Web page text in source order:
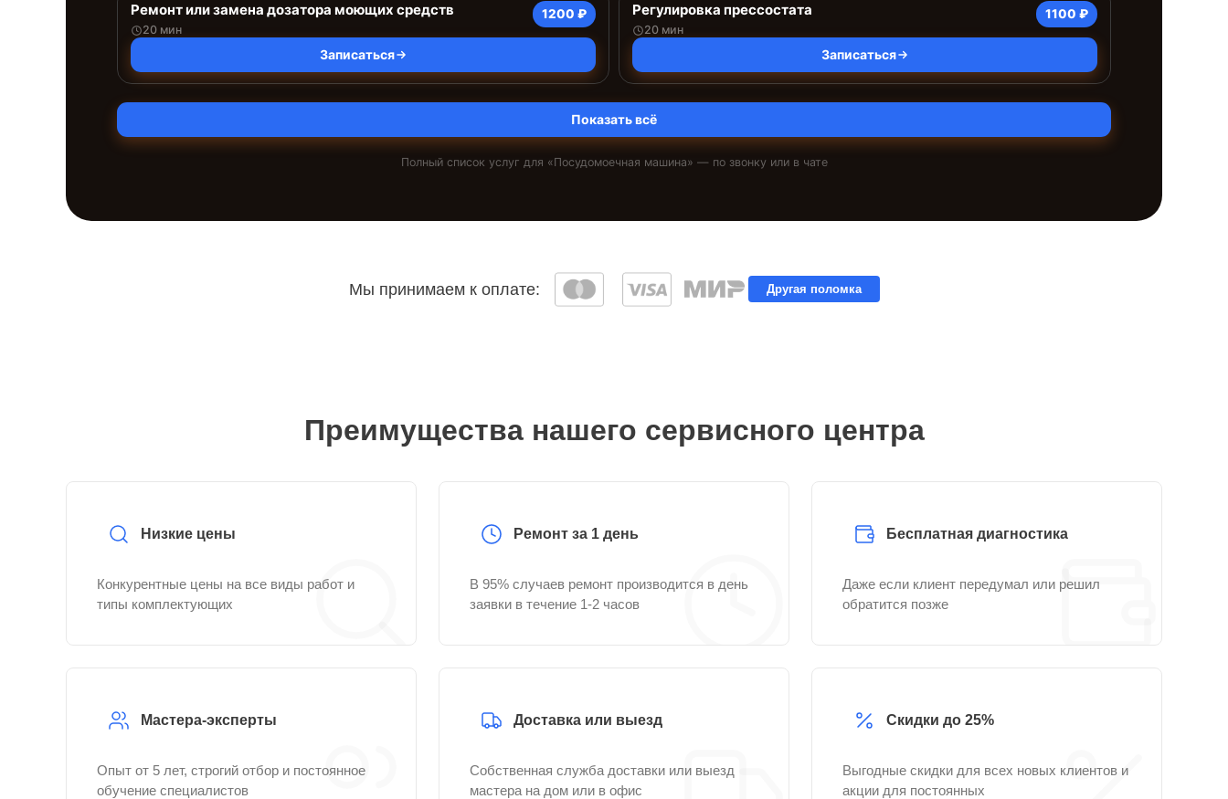
Ремонт или замена дозатора моющих средств
20 мин
1200 ₽
Записаться
Регулировка прессостата
20 мин
1100 ₽
Записаться
Показать всё
Полный список услуг для «Посудомоечная машина» — по звонку или в чате
Мы принимаем к оплате: Другая поломка
Преимущества нашего сервисного центра
Низкие цены
Конкурентные цены на все виды работ и
типы комплектующих
Ремонт за 1 день
В 95% случаев ремонт производится в день
заявки в течение 1-2 часов
Бесплатная диагностика
Даже если клиент передумал или решил
обратится позже
Мастера-эксперты
Опыт от 5 лет, строгий отбор и постоянное
обучение специалистов
Доставка или выезд
Собственная служба доставки или выезд
мастера на дом или в офис
Скидки до 25%
Выгодные скидки для всех новых клиентов и
акции для постоянных